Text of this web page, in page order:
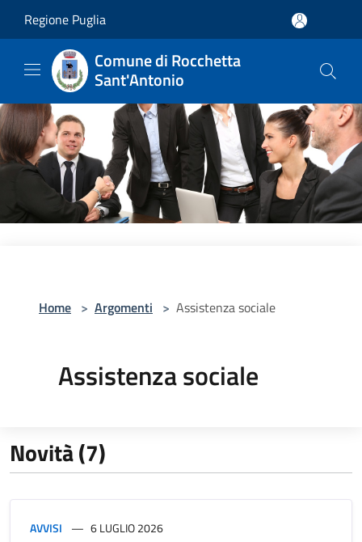
Regione Puglia
Comune di Rocchetta
Sant'Antonio
Home > Argomenti > Assistenza sociale
Assistenza sociale
Novità (7)
AVVISI 6 LUGLIO 2026